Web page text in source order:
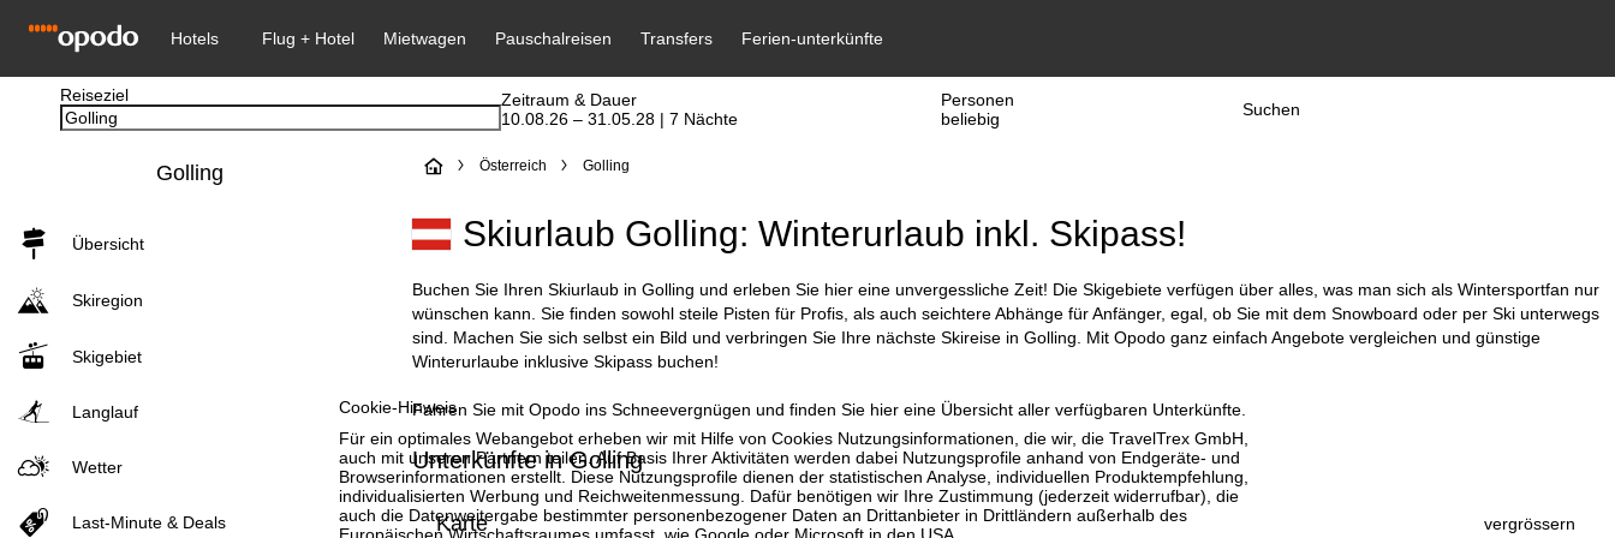
Cookie-Hinweis
Für ein optimales Webangebot erheben wir mit Hilfe von Cookies Nutzungsinformationen, die wir, die TravelTrex GmbH,
auch mit unseren Partnern teilen. Auf Basis Ihrer Aktivitäten werden dabei Nutzungsprofile anhand von Endgeräte- und
Browserinformationen erstellt. Diese Nutzungsprofile dienen der statistischen Analyse, individuellen Produktempfehlung,
individualisierten Werbung und Reichweitenmessung. Dafür benötigen wir Ihre Zustimmung (jederzeit widerrufbar), die
auch die Datenweitergabe bestimmter personenbezogener Daten an Drittanbieter in Drittländern außerhalb des
Reiseziel
Zeitraum & Dauer
10.08.26 – 31.05.28 | 7 Nächte
Personen
beliebig
Suchen
Golling
Übersicht
Skiregion
Skigebiet
Langlauf
Wetter
Last-Minute & Deals
S
t
r
t
s
e
i
Österreich Golling
Skiurlaub Golling: Winterurlaub inkl. Skipass!
Buchen Sie Ihren Skiurlaub in Golling und erleben Sie hier eine unvergessliche Zeit! Die Skigebiete verfügen über alles, was man sich als Wintersportfan nur
wünschen kann. Sie finden sowohl steile Pisten für Profis, als auch seichtere Abhänge für Anfänger, egal, ob Sie mit dem Snowboard oder per Ski unterwegs
sind. Machen Sie sich selbst ein Bild und verbringen Sie Ihre nächste Skireise in Golling. Mit Opodo ganz einfach Angebote vergleichen und günstige
Winterurlaube inklusive Skipass buchen!
Fahren Sie mit Opodo ins Schneevergnügen und finden Sie hier eine Übersicht aller verfügbaren Unterkünfte.
Unterkünfte in Golling
Karte vergrössern